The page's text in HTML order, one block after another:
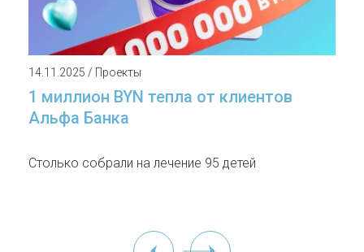
14.11.2025 / Проекты
1 миллион BYN тепла от клиентов
Альфа Банка
Столько собрали на лечение 95 детей